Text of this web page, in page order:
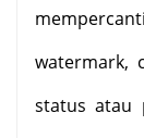
watermark,
status atau